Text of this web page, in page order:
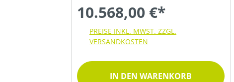
10.568,00 €*
PREISE INKL. MWST. ZZGL.
VERSANDKOSTEN
IN DEN WARENKORB